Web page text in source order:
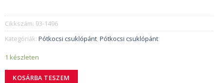
Cikkszám: 93-1496
Kategóriák: Pótkocsi csuklópánt, Pótkocsi csuklópánt
1 készleten
KOSÁRBA TESZEM